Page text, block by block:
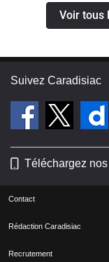
Voir tous
Suivez Caradisiac
Téléchargez
Contact
Rédaction Caradisiac
Recrutement